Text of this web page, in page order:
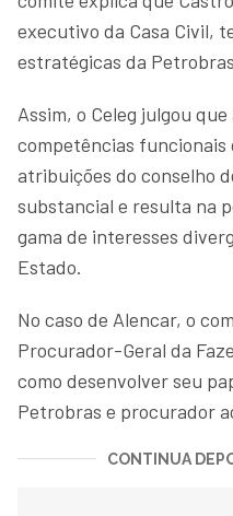
executivo da Casa Civil,
estratégicas da
Assim, o Celeg julgou
competências
atribuições do conselho
substancial e resulta na
gama de interesses
Estado.
No caso de Alencar, o
Procurador-Geral da
como desenvolver seu
Petrobras e procurador
CONTINUA